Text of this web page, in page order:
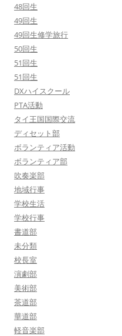
48回生
49回生
49回生修学旅行
50回生
51回生
51回生
DXハイスクール
PTA活動
タイ王国国際交流
ディセット部
ボランティア活動
ボランティア部
吹奏楽部
地域行事
学校生活
学校行事
書道部
未分類
校長室
演劇部
美術部
茶道部
華道部
軽音楽部